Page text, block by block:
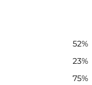
52%
23%
75%